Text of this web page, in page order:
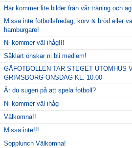
Här kommer lite bilder från vår träning och
Missa inte fotbollsfredag, korv & bröd eller
hamburgare!
Ni kommer väl ihåg!!!
Såklart önskar ni bli medlem!
GÅFOTBOLLEN TAR STEGET UTOMHUS
GRIMSBORG ONSDAG KL. 10.00
Är du sugen på att spela fotboll?
Ni kommer väl ihåg
Välkomna!!
Missa inte!!!
Sopplunch Välkomna!